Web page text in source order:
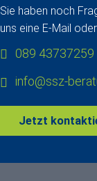
Sie haben noch
uns eine E-Mail
089 43737259
info@ssz-
Jetzt